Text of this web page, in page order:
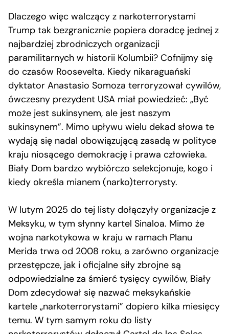
Dlaczego więc walczący z narkoterrorystami
Trump tak bezgranicznie popiera doradcę jednej z
najbardziej zbrodniczych organizacji
paramilitarnych w historii Kolumbii? Cofnijmy się
do czasów Roosevelta. Kiedy nikaraguański
dyktator Anastasio Somoza terroryzował cywilów,
ówczesny prezydent USA miał powiedzieć: „Być
może jest sukinsynem, ale jest naszym
sukinsynem”. Mimo upływu wielu dekad słowa te
wydają się nadal obowiązującą zasadą w polityce
kraju niosącego demokrację i prawa człowieka.
Biały Dom bardzo wybiórczo selekcjonuje, kogo i
kiedy określa mianem (narko)terrorysty.
W lutym 2025 do tej listy dołączyły organizacje z
Meksyku, w tym słynny kartel Sinaloa. Mimo że
wojna narkotykowa w kraju w ramach Planu
Merida trwa od 2008 roku, a zarówno organizacje
przestępcze, jak i oficjalne siły zbrojne są
odpowiedzialne za śmierć tysięcy cywilów, Biały
Dom zdecydował się nazwać meksykańskie
kartele „narkoterrorystami” dopiero kilka miesięcy
temu. W tym samym roku do listy